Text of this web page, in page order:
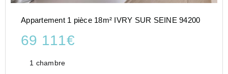
Appartement 1 pièce 18m² IVRY SUR SEINE 94200
69 111€
1 chambre